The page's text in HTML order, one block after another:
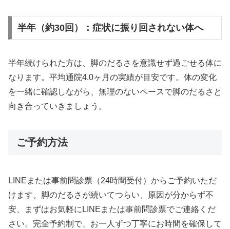
半年（約30回）：症状に振り回されない体へ
半年続けられた方は、脚のだるさを意識せず過ごせる体に
なります。平均通院4.0ヶ月の実績が目安です。体の変化
を一緒に確認しながら、無理のないペースで脚のだるさと
向き合っていきましょう。
ご予約方法
LINEまたは事前問診票（24時間受付）からご予約いただ
けます。脚のだるさが続いてつらい、原因が分からず不
安、まずはお気軽にLINEまたは事前問診票でご連絡くだ
さい。完全予約制で、お一人ずつ丁寧にお時間を確保して